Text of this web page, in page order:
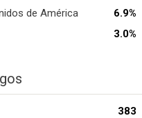
de América
6.9%
3.0%
383